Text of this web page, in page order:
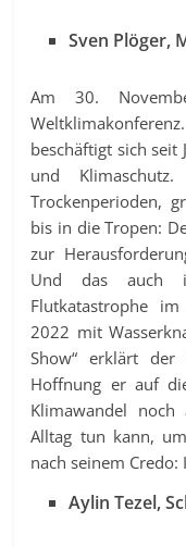
Sven Plöger,
Am 30.
beschäftigt sich seit
und
Trockenperioden,
bis in die Tropen:
zur
Und das auch
Flutkatastrophe
2022 mit
Show“ erklärt der
Hoffnung er auf
Klimawandel
Alltag tun kann,
nach seinem
Aylin Tezel,